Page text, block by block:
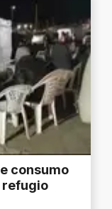
consumo
refugio